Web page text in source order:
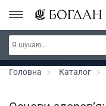
РОЗПРОДАЖ ~ 150 грн ~
300 грн ~
Головна Каталог